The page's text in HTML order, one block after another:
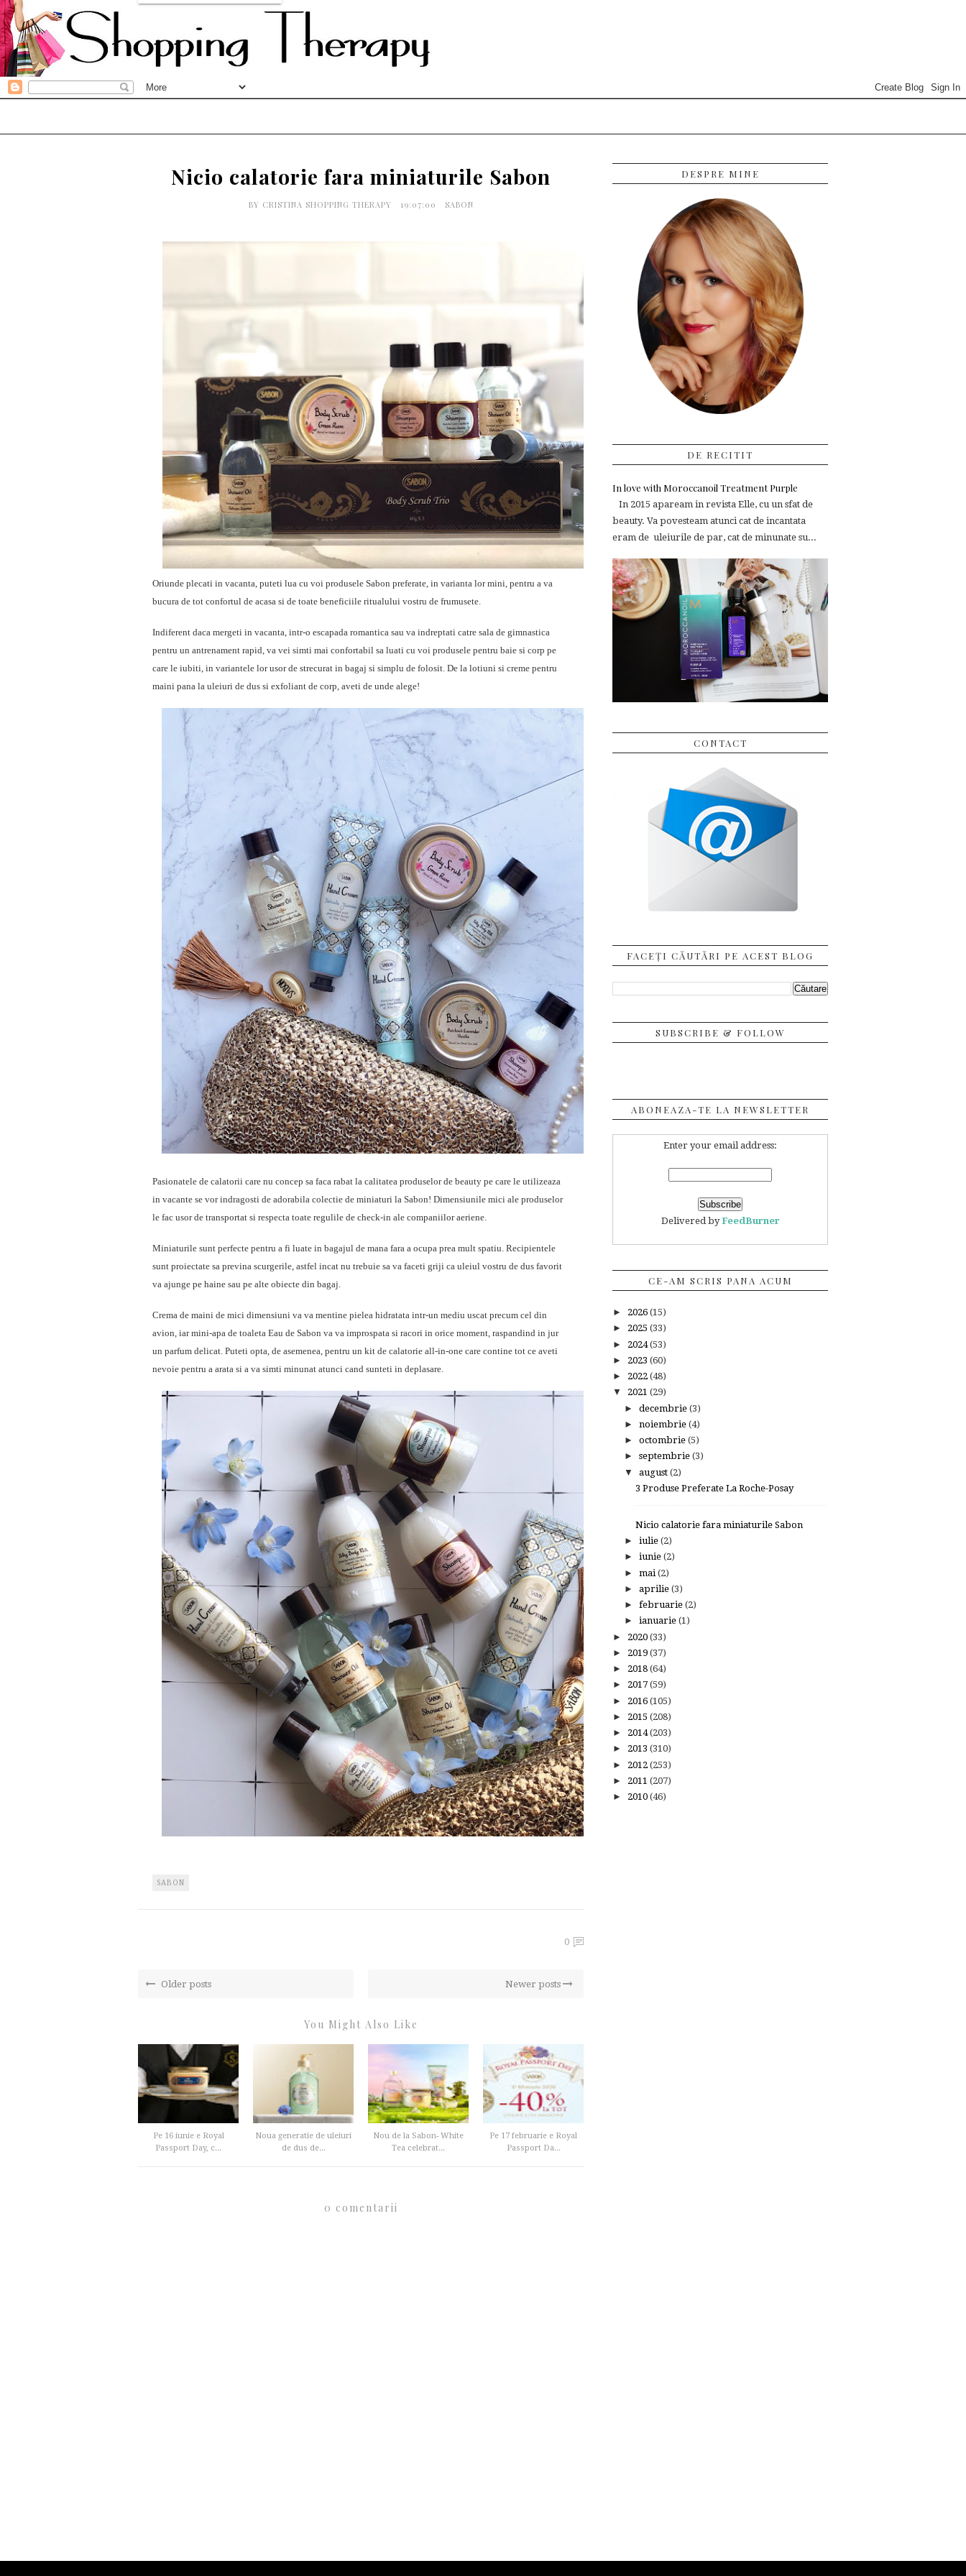
Nicio calatorie fara miniaturile Sabon
BY CRISTINA SHOPPING THERAPY 19:07:00 SABON
Oriunde plecati in vacanta, puteti lua cu voi produsele Sabon preferate, in varianta lor mini, pentru a va
bucura de tot confortul de acasa si de toate beneficiile ritualului vostru de frumusete.
Indiferent daca mergeti in vacanta, intr-o escapada romantica sau va indreptati catre sala de gimnastica
pentru un antrenament rapid, va vei simti mai confortabil sa luati cu voi produsele pentru baie si corp pe
care le iubiti, in variantele lor usor de strecurat in bagaj si simplu de folosit. De la lotiuni si creme pentru
maini pana la uleiuri de dus si exfoliant de corp, aveti de unde alege!
Pasionatele de calatorii care nu concep sa faca rabat la calitatea produselor de beauty pe care le utilizeaza
in vacante se vor indragosti de adorabila colectie de miniaturi la Sabon! Dimensiunile mici ale produselor
le fac usor de transportat si respecta toate regulile de check-in ale companiilor aeriene.
Miniaturile sunt perfecte pentru a fi luate in bagajul de mana fara a ocupa prea mult spatiu. Recipientele
sunt proiectate sa previna scurgerile, astfel incat nu trebuie sa va faceti griji ca uleiul vostru de dus favorit
va ajunge pe haine sau pe alte obiecte din bagaj.
Crema de maini de mici dimensiuni va va mentine pielea hidratata intr-un mediu uscat precum cel din
avion, iar mini-apa de toaleta Eau de Sabon va va improspata si racori in orice moment, raspandind in jur
un parfum delicat. Puteti opta, de asemenea, pentru un kit de calatorie all-in-one care contine tot ce aveti
nevoie pentru a arata si a va simti minunat atunci cand sunteti in deplasare.
SABON
0
Older posts Newer posts
You Might Also Like
Pe 16 iunie e Royal
Passport Day, c...
Noua generatie de uleiuri
de dus de...
Nou de la Sabon- White
Tea celebrat...
Pe 17 februarie e Royal
Passport Da...
0 comentarii
DESPRE MINE
DE RECITIT
In love with Moroccanoil Treatment Purple
In 2015 apaream in revista Elle, cu un sfat de
beauty. Va povesteam atunci cat de incantata
eram de uleiurile de par, cat de minunate su...
CONTACT
FACEȚI CĂUTĂRI PE ACEST BLOG
SUBSCRIBE & FOLLOW
ABONEAZA-TE LA NEWSLETTER
Enter your email address:
Delivered byFeedBurner
CE-AM SCRIS PANA ACUM
► 2026 (15)
► 2025 (33)
► 2024(53)
► 2023 (60)
► 2022 (48)
▼ 2021 (29)
► decembrie (3)
► noiembrie (4)
► octombrie (5)
► septembrie (3)
▼ august (2)
3 Produse Preferate La Roche-Posay
Nicio calatorie fara miniaturile Sabon
► iulie (2)
► iunie (2)
► mai (2)
► aprilie (3)
► februarie (2)
► ianuarie (1)
► 2020 (33)
► 2019 (37)
► 2018 (64)
► 2017 (59)
► 2016 (105)
► 2015 (208)
► 2014(203)
► 2013 (310)
► 2012 (253)
► 2011 (207)
► 2010 (46)